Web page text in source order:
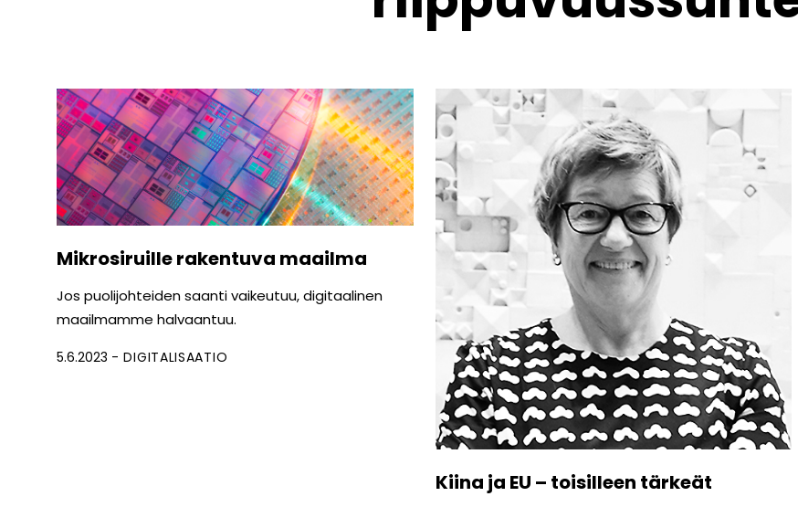
Mikrosiruille rakentuva maailma
Jos puolijohteiden saanti vaikeutuu, digitaalinen
maailmamme halvaantuu.
5.6.2023 DIGITALISAATIO
Kiina ja EU – toisilleen tärkeät